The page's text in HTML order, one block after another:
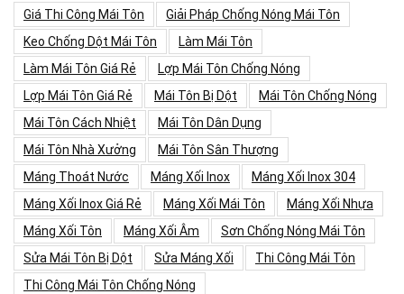
Giá Thi Công Mái Tôn
Giải Pháp Chống Nóng Mái Tôn
Keo Chống Dột Mái Tôn
Làm Mái Tôn
Làm Mái Tôn Giá Rẻ
Lợp Mái Tôn Chống Nóng
Lợp Mái Tôn Giá Rẻ
Mái Tôn Bị Dột
Mái Tôn Chống Nóng
Mái Tôn Cách Nhiệt
Mái Tôn Dân Dụng
Mái Tôn Nhà Xưởng
Mái Tôn Sân Thượng
Máng Thoát Nước
Máng Xối Inox
Máng Xối Inox 304
Máng Xối Inox Giá Rẻ
Máng Xối Mái Tôn
Máng Xối Nhựa
Máng Xối Tôn
Máng Xối Âm
Sơn Chống Nóng Mái Tôn
Sửa Mái Tôn Bị Dột
Sửa Máng Xối
Thi Công Mái Tôn
Thi Công Mái Tôn Chống Nóng